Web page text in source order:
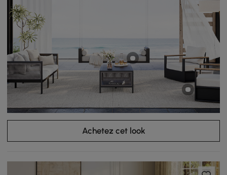
Achetez cet look